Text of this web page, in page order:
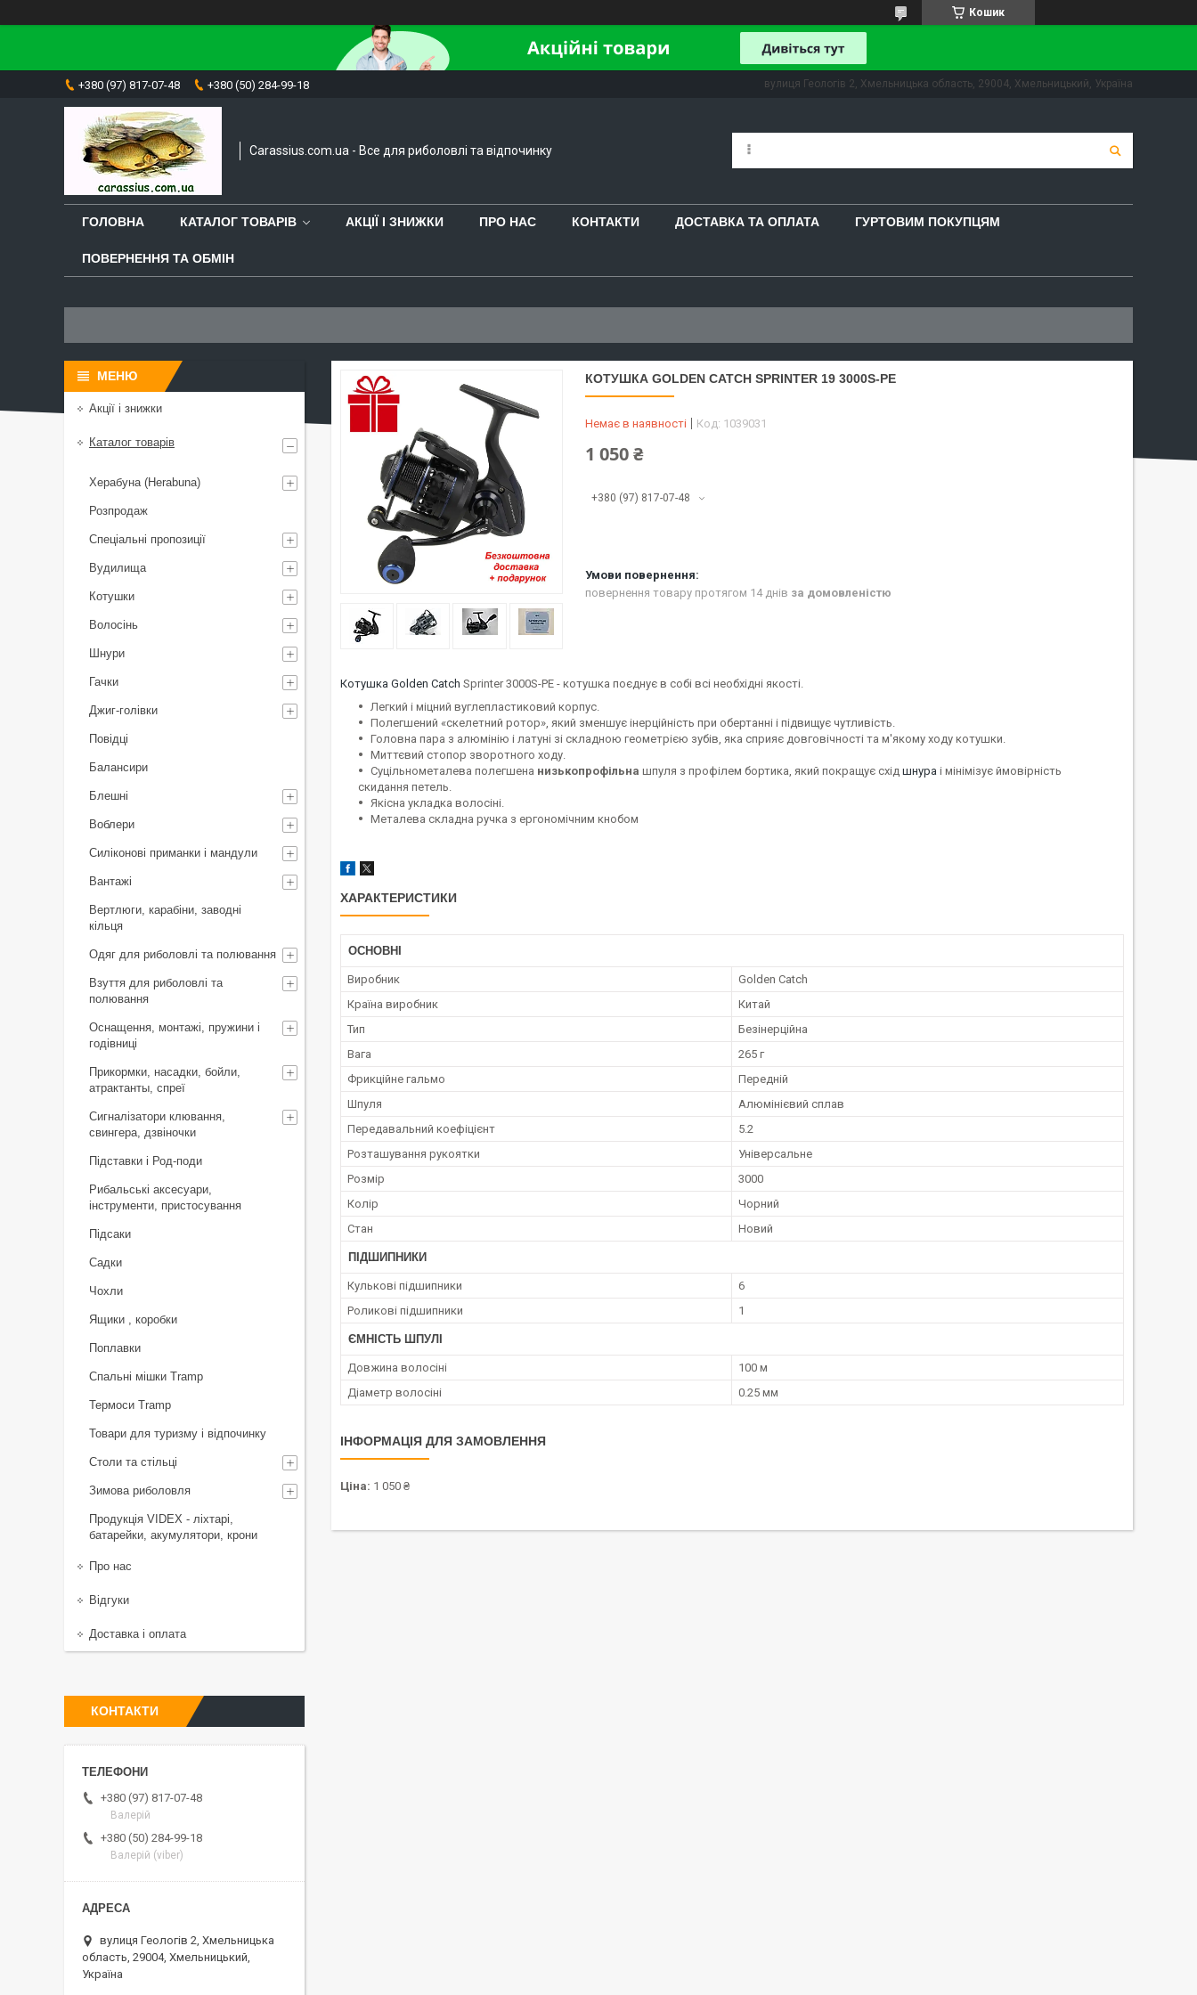
Кошик
+380 (97) 817-07-48 +380 (50) 284-99-18 вулиця Геологів 2, Хмельницька область, 29004, Хмельницький, Україна
Carassius.com.ua - Все для риболовлі та відпочинку
ГОЛОВНА КАТАЛОГ ТОВАРІВ АКЦІЇ І ЗНИЖКИ ПРО НАС КОНТАКТИ ДОСТАВКА ТА ОПЛАТА ГУРТОВИМ ПОКУПЦЯМ
ПОВЕРНЕННЯ ТА ОБМІН
КОТУШКА GOLDEN CATCH SPRINTER 19 3000S-PE
Немає в наявності Код: 1039031
1 050 ₴
+380 (97) 817-07-48
повернення товару протягом 14 днів за домовленістю
Котушка Golden Catch Sprinter 3000S-PE - котушка поєднує в собі всі необхідні якості.
Легкий і міцний вуглепластиковий корпус.
Полегшений «скелетний ротор», який зменшує інерційність при обертанні і підвищує чутливість.
Головна пара з алюмінію і латуні зі складною геометрією зубів, яка сприяє довговічності та м'якому ходу котушки.
Миттєвий стопор зворотного ходу.
Суцільнометалева полегшена низькопрофільна шпуля з профілем бортика, який покращує схід шнура і мінімізує ймовірність
скидання петель.
Якісна укладка волосіні.
Металева складна ручка з ергономічним кнобом
ХАРАКТЕРИСТИКИ
ОСНОВНІ
Виробник
Golden Catch
Країна виробник
Китай
Тип
Безінерційна
Вага
265 г
Фрикційне гальмо
Передній
Шпуля
Алюмінієвий сплав
Передавальний коефіцієнт
5.2
Розташування рукоятки
Універсальне
Розмір
3000
Колір
Чорний
Стан
Новий
ПІДШИПНИКИ
Кулькові підшипники
6
Роликові підшипники
1
ЄМНІСТЬ ШПУЛІ
Довжина волосіні
100 м
Діаметр волосіні
0.25 мм
ІНФОРМАЦІЯ ДЛЯ ЗАМОВЛЕННЯ
Ціна: 1 050 ₴
Акції і знижки
Каталог товарів
Херабуна (Herabuna)
Розпродаж
Спеціальні пропозиції
Вудилища
Котушки
Волосінь
Шнури
Гачки
Джиг-голівки
Повідці
Балансири
Блешні
Воблери
Силіконові приманки і мандули
Вантажі
Вертлюги, карабіни, заводні
кільця
Одяг для риболовлі та полювання
Взуття для риболовлі та
полювання
Оснащення, монтажі, пружини і
годівниці
Прикормки, насадки, бойли,
атрактанты, спреї
Сигналізатори клювання,
свингера, дзвіночки
Підставки і Род-поди
Рибальські аксесуари,
інструменти, пристосування
Підсаки
Садки
Чохли
Ящики , коробки
Поплавки
Спальні мішки Tramp
Термоси Tramp
Товари для туризму і відпочинку
Столи та стільці
Зимова риболовля
Продукція VIDEX - ліхтарі,
батарейки, акумулятори, крони
Про нас
Відгуки
Доставка і оплата
КОНТАКТИ
+380 (97) 817-07-48
Валерій
+380 (50) 284-99-18
Валерій (viber)
вулиця Геологів 2, Хмельницька
область, 29004, Хмельницький,
Україна